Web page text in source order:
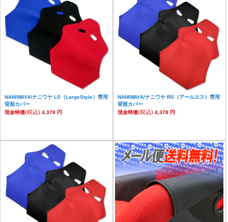
NANIWAYA/ナニワヤ LS（LargeStyle）専用
背面カバー
現金特価(税込) 4,378 円
NANIWAYA/ナニワヤ RS（アールエス）専用
背面カバー
現金特価(税込) 4,378 円